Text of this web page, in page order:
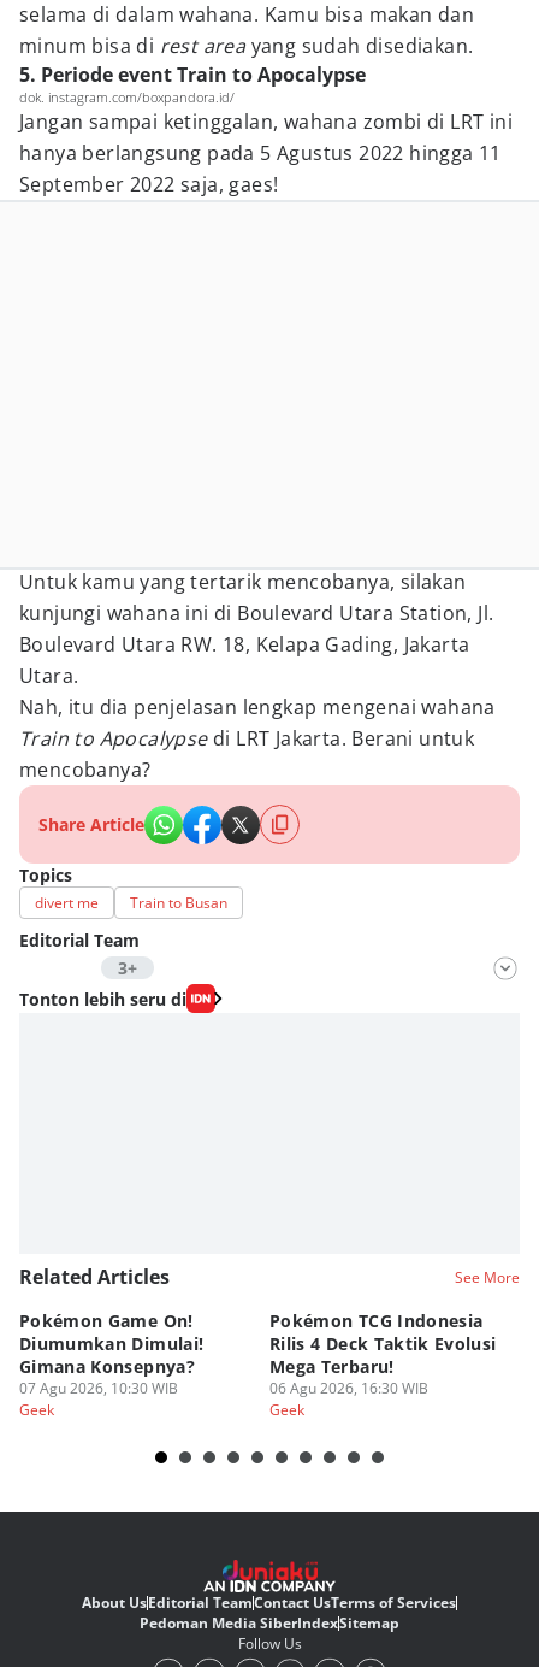
selama di dalam wahana. Kamu bisa makan dan
minum bisa di rest areayang sudah disediakan.
5. Periode event Train to Apocalypse
dok. instagram.com/boxpandora.id/
Jangan sampai ketinggalan, wahana zombi di LRT ini
hanya berlangsung pada 5 Agustus 2022 hingga 11
September 2022 saja, gaes!
Untuk kamu yang tertarik mencobanya, silakan
kunjungi wahana ini di Boulevard Utara Station, Jl.
Boulevard Utara RW. 18, Kelapa Gading, Jakarta
Utara.
Nah, itu dia penjelasan lengkap mengenai wahana
Train to Apocalypsedi LRT Jakarta. Berani untuk
mencobanya?
Share Article
Topics
divert me Train to Busan
Editorial Team
3+
Editor
Nadia Agatha Pramesthi
Tonton lebih seru di
Related Articles See More
Pokémon Game On!
Diumumkan Dimulai!
Gimana Konsepnya?
07 Agu 2026, 10:30 WIB
Geek
Pokémon TCG Indonesia
Rilis 4 Deck Taktik Evolusi
Mega Terbaru!
06 Agu 2026, 16:30 WIB
Geek
About UsEditorial TeamContact UsTerms of Services
Pedoman Media SiberIndexSitemap
Follow Us